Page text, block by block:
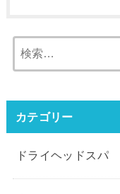
カテゴリー
ドライヘッドスパ